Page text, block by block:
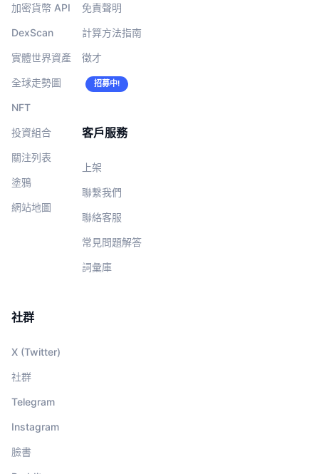
加密貨幣 API
DexScan
實體世界資產
全球走勢圖
NFT
投資組合
關注列表
塗鴉
網站地圖
免責聲明
計算方法指南
徵才
招募中!
客戶服務
上架
聯繫我們
聯絡客服
常見問題解答
詞彙庫
社群
X (Twitter)
社群
Telegram
Instagram
臉書